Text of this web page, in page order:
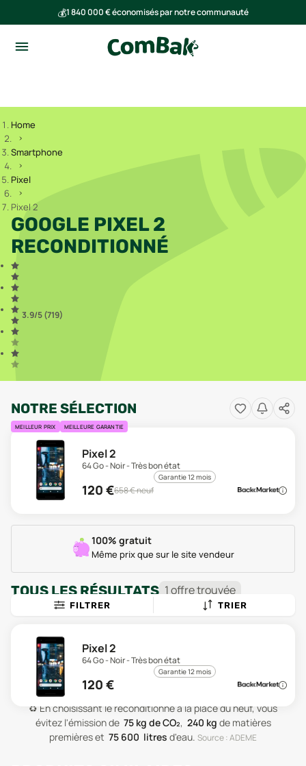
💰1 840 000 € économisés par notre communauté
Home
Smartphone
Pixel
Pixel 2
GOOGLE PIXEL 2
RECONDITIONNÉ
3.9/5 (719)
NOTRE SÉLECTION
MEILLEUR PRIX MEILLEURE GARANTIE
Pixel 2
64 Go - Noir - Très bon état
Garantie 12 mois
120 €658€ neuf
100% gratuit
Même prix que sur le site vendeur
TOUS LES RÉSULTATS 1offretrouvée
FILTRER TRIER
Pixel 2
64 Go - Noir - Très bon état
Garantie 12 mois
120 €
♻️ En choisissant le reconditionné à la place du neuf, vous
évitez l'émission de 75 kg de CO₂, 240 kg de matières
premièreset 75 600 litres d'eau. Source : ADEME